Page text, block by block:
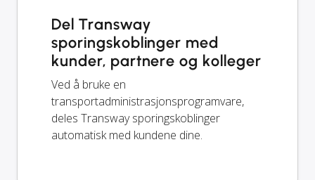
Del Transway
sporingskoblinger med
kunder, partnere og kolleger
Ved å bruke en
transportadministrasjonsprogramvare,
deles Transway sporingskoblinger
automatisk med kundene dine.